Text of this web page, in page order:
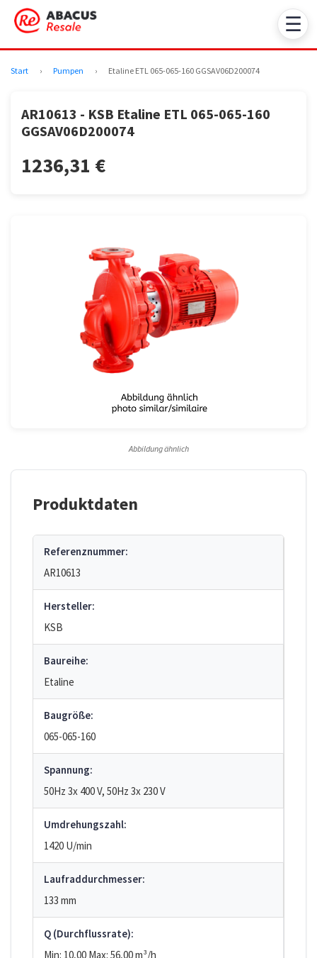
☰
Start › Pumpen › Etaline ETL 065-065-160 GGSAV06D200074
AR10613 - KSB Etaline ETL 065-065-160
GGSAV06D200074
1236,31 €
Abbildung ähnlich
Produktdaten
Referenznummer:
AR10613
Hersteller:
KSB
Baureihe:
Etaline
Baugröße:
065-065-160
Spannung:
50Hz 3x 400 V, 50Hz 3x 230 V
Umdrehungszahl:
1420 U/min
Laufraddurchmesser:
133 mm
Q (Durchflussrate):
Min: 10,00 Max: 56,00m³/h